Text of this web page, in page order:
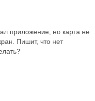
приложение, но карта не
Пишит, что нет